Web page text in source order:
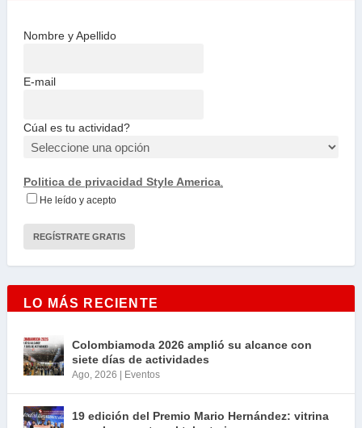
Nombre y Apellido
E-mail
Cúal es tu actividad?
Politica de privacidad Style America.
He leído y acepto
LO MÁS RECIENTE
Colombiamoda 2026 amplió su alcance con
siete días de actividades
Ago, 2026 Eventos
19 edición del Premio Mario Hernández: vitrina